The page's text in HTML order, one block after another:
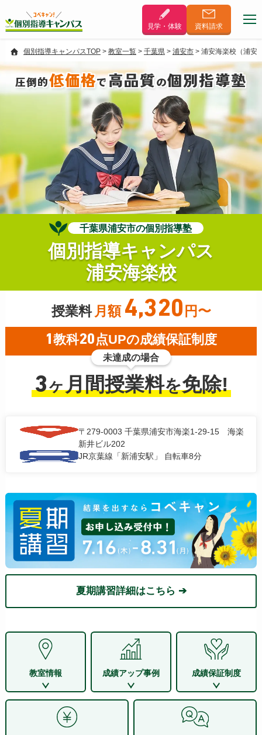
見学・体験 資料請求
個別指導キャンパスTOP> 教室一覧> 千葉県> 浦安市> 浦安海楽校（浦安
圧倒的低価格で高品質の個別指導塾
千葉県浦安市の個別指導塾
個別指導キャンパス
浦安海楽校
授業料 月額 4,320 円〜
1 教科20 点UPの成績保証制度
未達成の場合
3ヶ月間授業料を免除!
〒279-0003 千葉県浦安市海楽1-29-15 海楽
新井ビル202
JR京葉線「新浦安駅」 自転車8分
夏期講習詳細はこちら ➔
教室情報 成績アップ事例 成績保証制度